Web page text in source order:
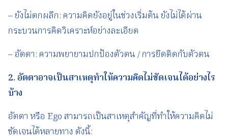
– ยังไม่ตกผลึก: ความคิดยังอยู่ในช่วงเริ่มต้น ยังไม่ได้ผ่าน
กระบวนการคิดวิเคราะห์อย่างละเอียด
– อัตตา: ความพยายามปกป้องตัวตน / การยึดติดกับตัวตน
2.อัตตาอาจเป็นสาเหตุทำให้ความคิดไม่ชัดเจนได้อย่างไร
บ้าง
อัตตา หรือ Ego สามารถเป็นสาเหตุสำคัญที่ทำให้ความคิดไม่
ชัดเจนได้หลายทาง ดังนี้: